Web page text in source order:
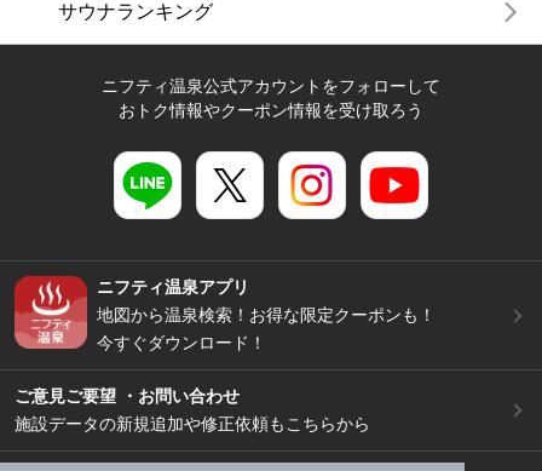
サウナランキング
ニフティ温泉公式アカウントをフォローして
おトク情報やクーポン情報を受け取ろう
ニフティ温泉アプリ
地図から温泉検索！お得な限定クーポンも！
今すぐダウンロード！
ご意見ご要望 ・お問い合わせ
施設データの新規追加や修正依頼もこちらから